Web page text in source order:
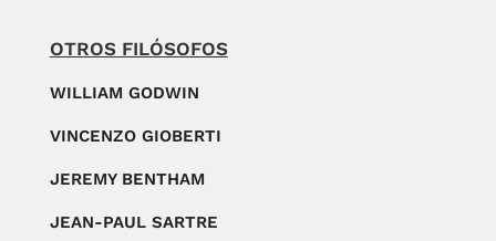
OTROS FILÓSOFOS
WILLIAM GODWIN
VINCENZO GIOBERTI
JEREMY BENTHAM
JEAN-PAUL SARTRE